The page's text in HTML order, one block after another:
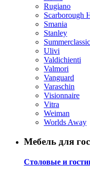
Rugiano
Scarborough
Smania
Stanley
Ulivi
Valdichienti
Valmori
Vanguard
Varaschin
Visionnaire
Vitra
Weiman
Worlds Away
Мебель для
Столовые и